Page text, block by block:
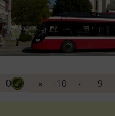
0 « -10 ‹ 9